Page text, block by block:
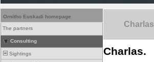
Ornitho Euskadi homepage
The partners
Consulting
Sightings
Charlas
Charlas.